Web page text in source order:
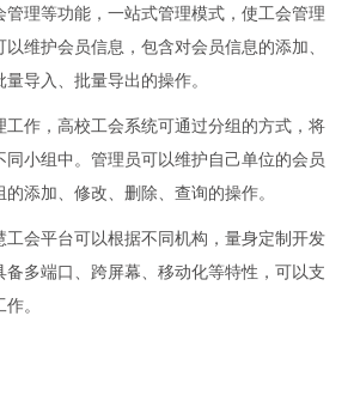
管理等功能，一站式管理模式，使工会管理
维护会员信息，包含对会员信息的添加、
导入、批量导出的操作。
工作，高校工会系统可通过分组的方式，将
同小组中。管理员可以维护自己单位的会员
添加、修改、删除、查询的操作。
工会平台可以根据不同机构，量身定制开发
备多端口、跨屏幕、移动化等特性，可以支
。